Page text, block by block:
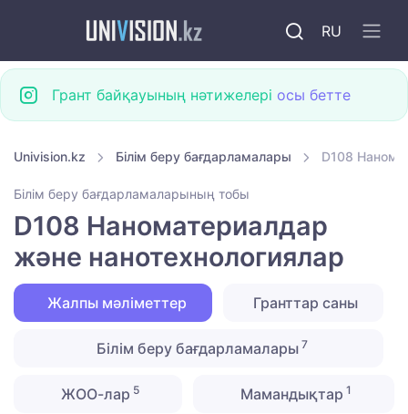
RU
Грант байқауының нәтижелері осы бетте
Univision.kz Білім беру бағдарламалары D108
Білім беру бағдарламаларының тобы
D108 Наноматериалдар
және нанотехнологиялар
Жалпы мәліметтер Гранттар саны
Білім беру бағдарламалары 7
ЖОО-лар 5 Мамандықтар 1